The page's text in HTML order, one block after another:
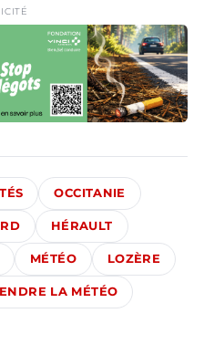
OCCITANIE
HÉRAULT
MÉTÉO LOZÈRE
LA MÉTÉO